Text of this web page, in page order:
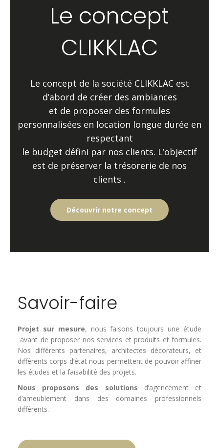
Le concept
CLIKKLAC
Le concept de la société CLIKKLAC est
d’abord de créer des ambiances
et de proposer des formules
personnalisées en location longue durée en
respectant
le budget défini par nos clients. L’objectif
est de préserver la trésorerie de nos
clients .
Découvrir notre concept
Savoir-faire
Projet sur mesure, nous faisons toujours une étude
avant de proposer nos services et produits et formules.
Nos différents partenaires, architectes décorateurs, et
différents corps d’état nous permettent de pouvoir affiner
les études et la faisabilité des projets.
Nous proposons des solutions d’agencement et
d’ameublement dans des domaines professionnels
différents.